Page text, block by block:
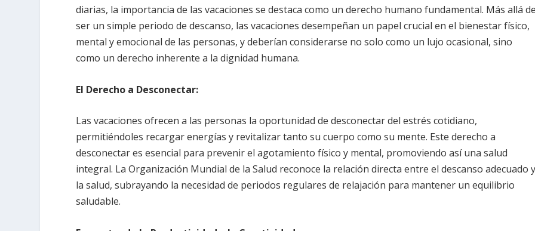
diarias, la importancia de las vacaciones se destaca como un derecho humano fundamental. Más allá
ser un simple periodo de descanso, las vacaciones desempeñan un papel crucial en el bienestar físico,
mental y emocional de las personas, y deberían considerarse no solo como un lujo ocasional, sino
como un derecho inherente a la dignidad humana.
El Derecho a Desconectar:
Las vacaciones ofrecen a las personas la oportunidad de desconectar del estrés cotidiano,
permitiéndoles recargar energías y revitalizar tanto su cuerpo como su mente. Este derecho a
desconectar es esencial para prevenir el agotamiento físico y mental, promoviendo así una salud
integral. La Organización Mundial de la Salud reconoce la relación directa entre el descanso adecuado
la salud, subrayando la necesidad de periodos regulares de relajación para mantener un equilibrio
saludable.